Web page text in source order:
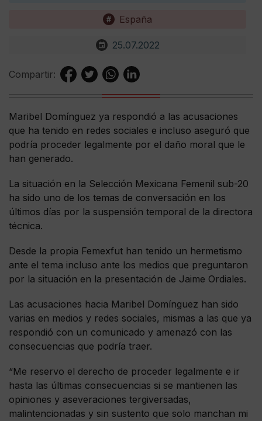
España
25.07.2022
Compartir:
Maribel Domínguez ya respondió a las acusaciones
que ha tenido en redes sociales e incluso aseguró que
podría proceder legalmente por el daño moral que le
han generado.
La situación en la Selección Mexicana Femenil sub-20
ha sido uno de los temas de conversación en los
últimos días por la suspensión temporal de la directora
técnica.
Desde la propia Femexfut han tenido un hermetismo
ante el tema incluso ante los medios que preguntaron
por la situación en la presentación de Jaime Ordiales.
Las acusaciones hacia Maribel Domínguez han sido
varias en medios y redes sociales, mismas a las que ya
respondió con un comunicado y amenazó con las
consecuencias que podría traer.
“Me reservo el derecho de proceder legalmente e ir
hasta las últimas consecuencias si se mantienen las
opiniones y aseveraciones tergiversadas,
malintencionadas y sin sustento que solo manchan mi